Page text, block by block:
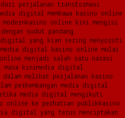
perjalanan transformasi
digital membawa kasino online
kasino online kini mengisi
sudut pandang
yang kian sering menyoroti
digital kasino online mulai
menjadi salah satu narasi
masa kinimedia digital
melihat perjalanan kasino
perkembangan media digital
media digital mengikuti
online ke perhatian publik kasino
digital yang terus menciptakan